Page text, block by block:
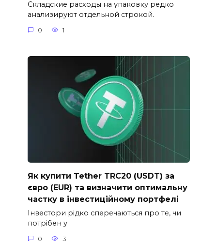
Складские расходы на упаковку редко
анализируют отдельной строкой.
0 1
Як купити Tether TRC20 (USDT) за
євро (EUR) та визначити оптимальну
частку в інвестиційному портфелі
Інвестори рідко сперечаються про те, чи
потрібен у
0 3